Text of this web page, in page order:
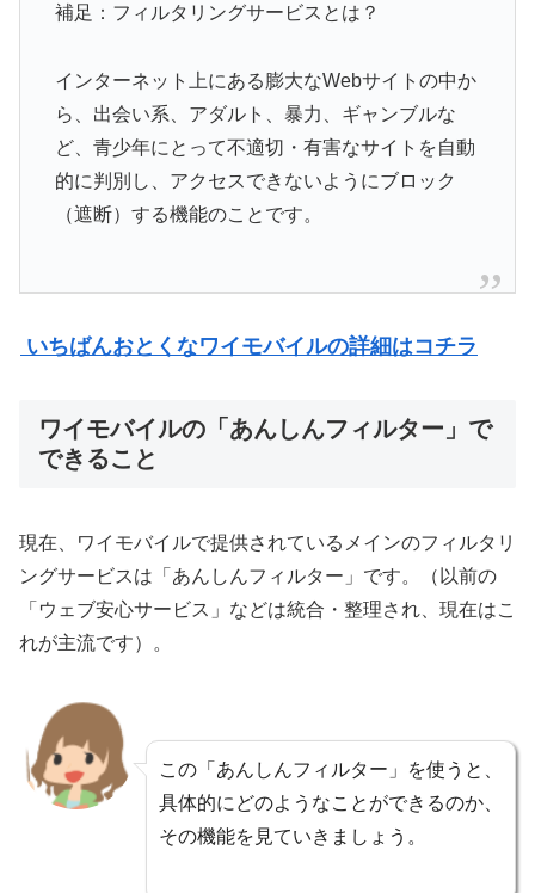
補足：フィルタリングサービスとは？
インターネット上にある膨大なWebサイトの中か
ら、出会い系、アダルト、暴力、ギャンブルな
ど、青少年にとって不適切・有害なサイトを自動
的に判別し、アクセスできないようにブロック
（遮断）する機能のことです。
いちばんおとくなワイモバイルの詳細はコチラ
ワイモバイルの「あんしんフィルター」で
できること
現在、ワイモバイルで提供されているメインのフィルタリ
ングサービスは「あんしんフィルター」です。（以前の
「ウェブ安心サービス」などは統合・整理され、現在はこ
れが主流です）。
この「あんしんフィルター」を使うと、
具体的にどのようなことができるのか、
その機能を見ていきましょう。